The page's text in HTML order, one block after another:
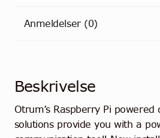
Anmeldelser (0)
Beskrivelse
Otrum’s Raspberry Pi powered
solutions provide you with a